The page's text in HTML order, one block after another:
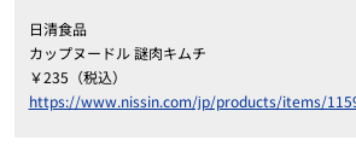
日清食品
カップヌードル 謎肉キムチ
￥235（税込）
https://www.nissin.com/jp/products/items/